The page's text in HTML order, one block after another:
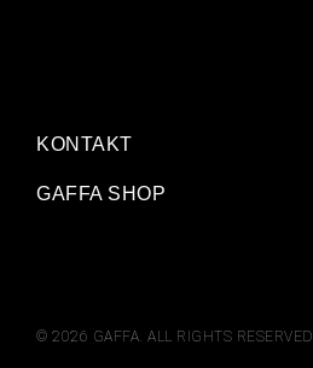
KONTAKT
GAFFA SHOP
© 2026 GAFFA. ALL RIGHTS RESERVED